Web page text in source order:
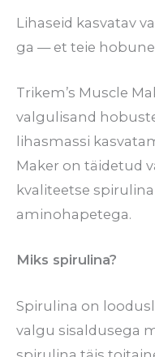
Lihaseid kasvatav
ga — et teie
Trikem’s Muscle
valgulisand
lihasmassi
Maker on täidetud
kvaliteetse
aminohapetega.
Miks spirulina?
Spirulina on
valgu sisaldusega